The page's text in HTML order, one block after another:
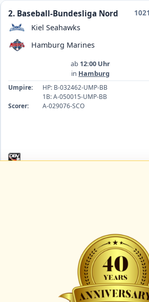
2. Baseball-Bundesliga Nord
Kiel Seahawks
Hamburg Marines
ab 12:00 Uhr
in Hamburg
Umpire:
HP: B-032462-UMP-BB
1B: A-050015-UMP-BB
Scorer:
A-029076-SCO
Sportplatz Am Elisenhain, Greifswald-Eldena
BBBZL13:00
HWS2
KIL3
Förde Ballpark (Kilia-